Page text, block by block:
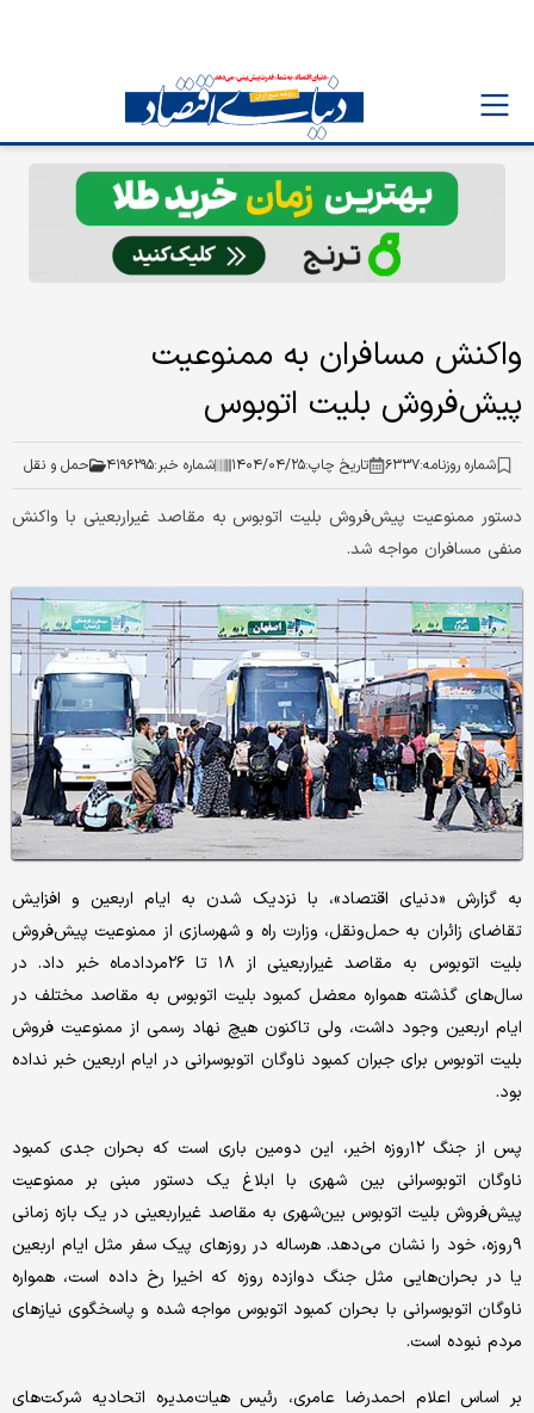
واکنش مسافران به ممنوعیت
پیش‏‏‌فروش بلیت اتوبوس
شماره روزنامه:۶۳۳۷ تاریخ چاپ:۱۴۰۴/۰۴/۲۵ شماره خبر:۴۱۹۶۲۹۵ حمل و نقل
دستور ممنوعیت پیش‌‌‌فروش بلیت اتوبوس به مقاصد غیراربعینی با واکنش
منفی مسافران مواجه شد.
به گزارش «دنیای ‌اقتصاد»، با نزدیک شدن به ایام اربعین و افزایش
تقاضای زائران به حمل‌‌‌ونقل، وزارت راه و شهرسازی از ممنوعیت پیش‌‌‌فروش
بلیت اتوبوس به مقاصد غیر‌اربعینی از ۱۸ تا ۲۶مردادماه خبر داد. در
سال‌های گذشته همواره معضل کمبود بلیت اتوبوس به مقاصد مختلف در
ایام اربعین وجود داشت، ولی تاکنون هیچ نهاد رسمی‌‌‌ از ممنوعیت فروش
بلیت اتوبوس برای جبران کمبود ناوگان اتوبوسرانی در ایام اربعین خبر نداده
بود.
پس از جنگ ۱۲روزه اخیر، این دومین باری است که بحران جدی کمبود
ناوگان اتوبوسرانی بین شهری با ابلاغ یک دستور مبنی بر ممنوعیت
پیش‌‌‌فروش بلیت اتوبوس بین‌‌‌شهری به مقاصد غیراربعینی در یک بازه زمانی
۹روزه، خود را نشان می‌دهد. هرساله در روزهای پیک سفر مثل ایام اربعین
یا در بحران‌هایی مثل جنگ دوازده روزه که اخیرا رخ داده است، همواره
ناوگان اتوبوسرانی با بحران کمبود اتوبوس مواجه شده و پاسخگوی نیازهای
مردم نبوده است.
بر اساس اعلام احمدرضا عامری، رئیس هیات‌مدیره اتحادیه شرکت‌های